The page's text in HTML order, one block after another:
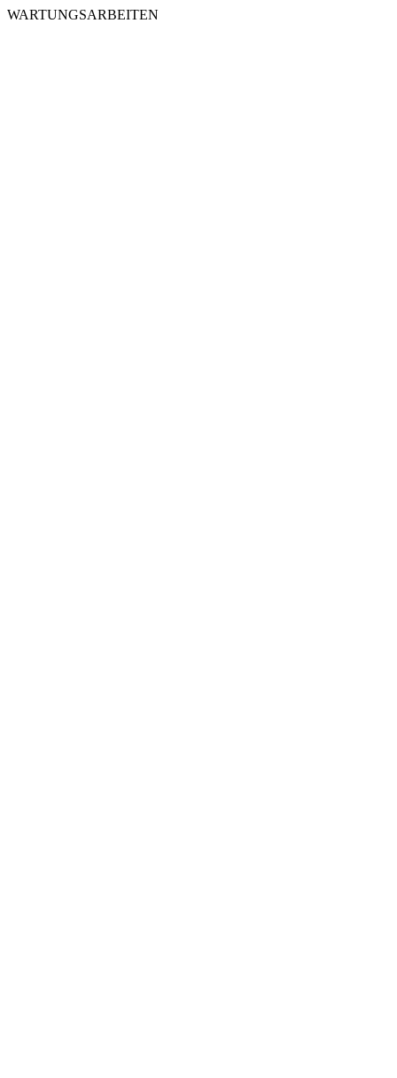
WARTUNGSARBEITEN